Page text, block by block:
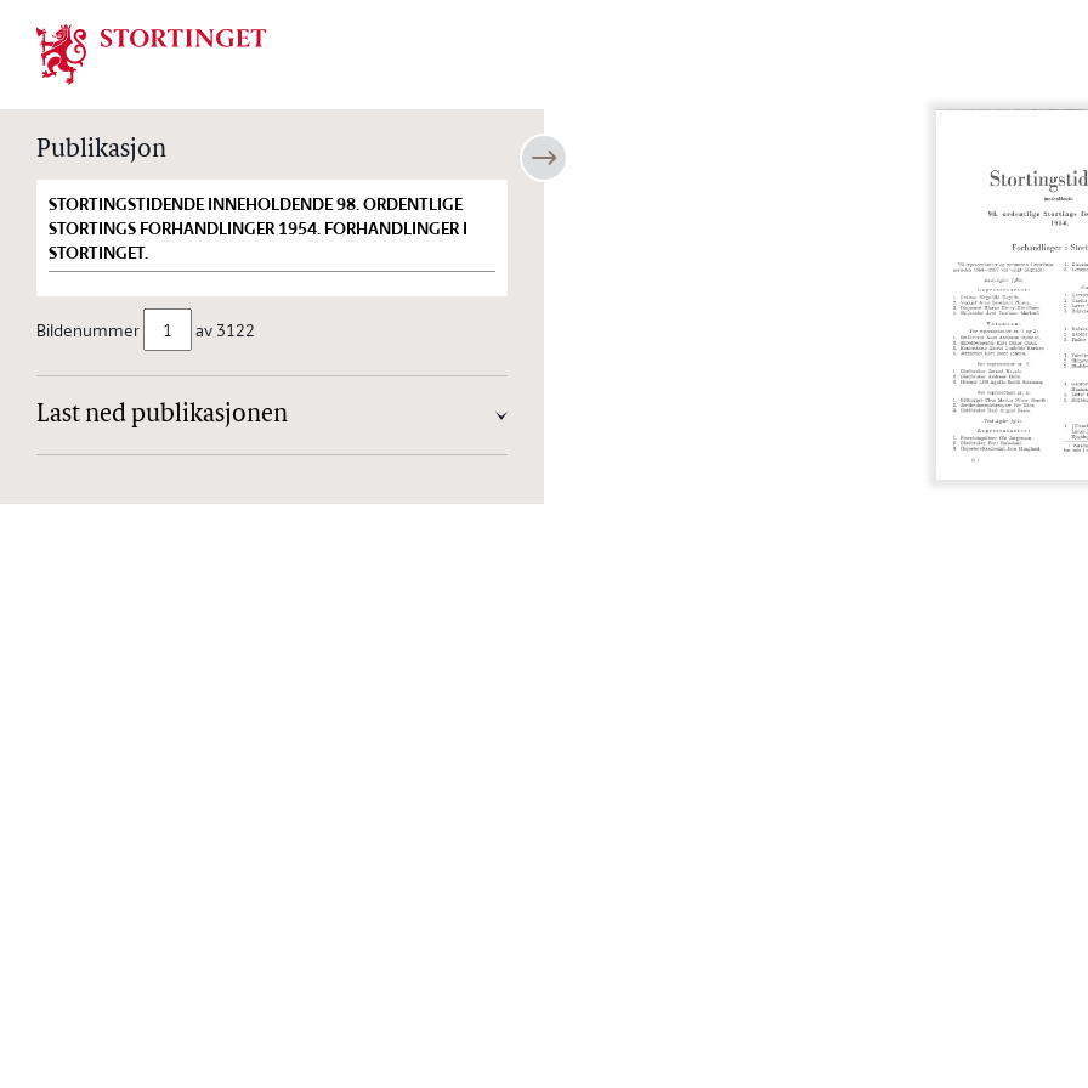
Stortinget.no
Publikasjon
STORTINGSTIDENDE INNEHOLDENDE 98. ORDENTLIGE
STORTINGS FORHANDLINGER 1954. FORHANDLINGER I
STORTINGET.
Bildenummer av 3122
Last ned publikasjonen